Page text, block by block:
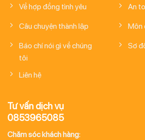
Về hợp đồng tình yêu
Câu chuyện thành lập
Báo chí nói gì về chúng
tôi
Liên hệ
An
Môn
Sơ
Tư vấn dịch vụ
0853965085
Chăm sóc khách hàng: